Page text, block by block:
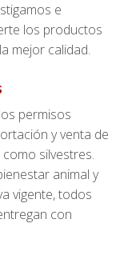
e
los productos
mejor calidad.
permisos
y venta de
silvestres.
animal y
vigente, todos
con